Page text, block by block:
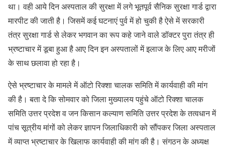
था। वही आये दिन अस्पताल की सुरक्षा में लगे भूतपूर्व सैनिक सुरक्षा गार्ड द्वारा
मारपीट की जाती है। जिसमें कई घटनाएं पुर्व में हो चुकी है ऐसे में सरकारी
तंत्र सुरक्षा गार्ड से लेकर भगवान का रूप कहे जाने वाले डॉक्टर पुरा तंत्र ही
भ्रष्टाचार में डूबा हुआ है आए दिन इन अस्पतालों में इलाज के लिए आए मरीजों
के साथ छलावा हो रहा है।
ऐसे भ्रष्टाचार के मामले में ऑटो रिक्शा चालक समिति में कार्यवाही की मांग
की है। बता दे कि सोमवार को जिला मुख्यालय पहुंचे ऑटो रिक्शा चालक
समिति उत्तर प्रदेश व जन किसान कल्याण समिति उत्तर प्रदेश के तत्वधान में
पांच सूत्रीय मांगों को लेकर ज्ञापन जिलाधिकारी को सौंपकर जिला अस्पताल
में व्याप्त भ्रष्टाचार के खिलाफ कार्यवाही की मांग की है। संगठन के अध्यक्ष